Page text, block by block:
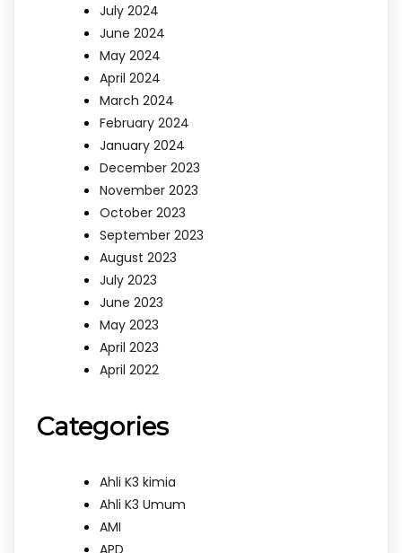
July 2024
June 2024
May 2024
April 2024
March 2024
February 2024
January 2024
December 2023
November 2023
October 2023
September 2023
August 2023
July 2023
June 2023
May 2023
April 2023
April 2022
Categories
Ahli K3 kimia
Ahli K3 Umum
AMI
APD